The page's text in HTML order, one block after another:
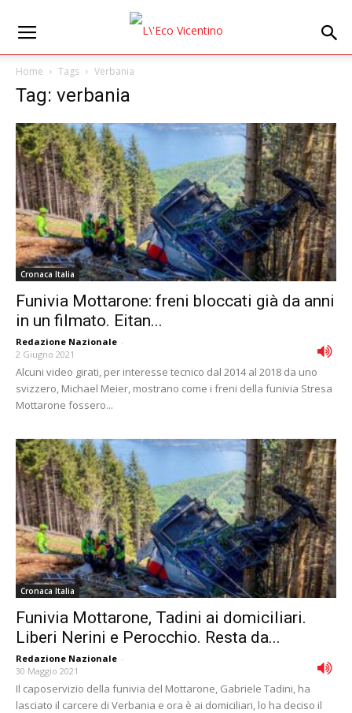
Home Tags Verbania
Tag: verbania
Cronaca Italia
Funivia Mottarone: freni bloccati già da anni
in un filmato. Eitan...
Redazione Nazionale -
2 Giugno 2021
Alcuni video girati, per interesse tecnico dal 2014 al 2018 da uno
svizzero, Michael Meier, mostrano come i freni della funivia Stresa
Mottarone fossero...
Cronaca Italia
Funivia Mottarone, Tadini ai domiciliari.
Liberi Nerini e Perocchio. Resta da...
Redazione Nazionale -
30 Maggio 2021
Il caposervizio della funivia del Mottarone, Gabriele Tadini, ha
lasciato il carcere di Verbania e ora è ai domiciliari, lo ha deciso il